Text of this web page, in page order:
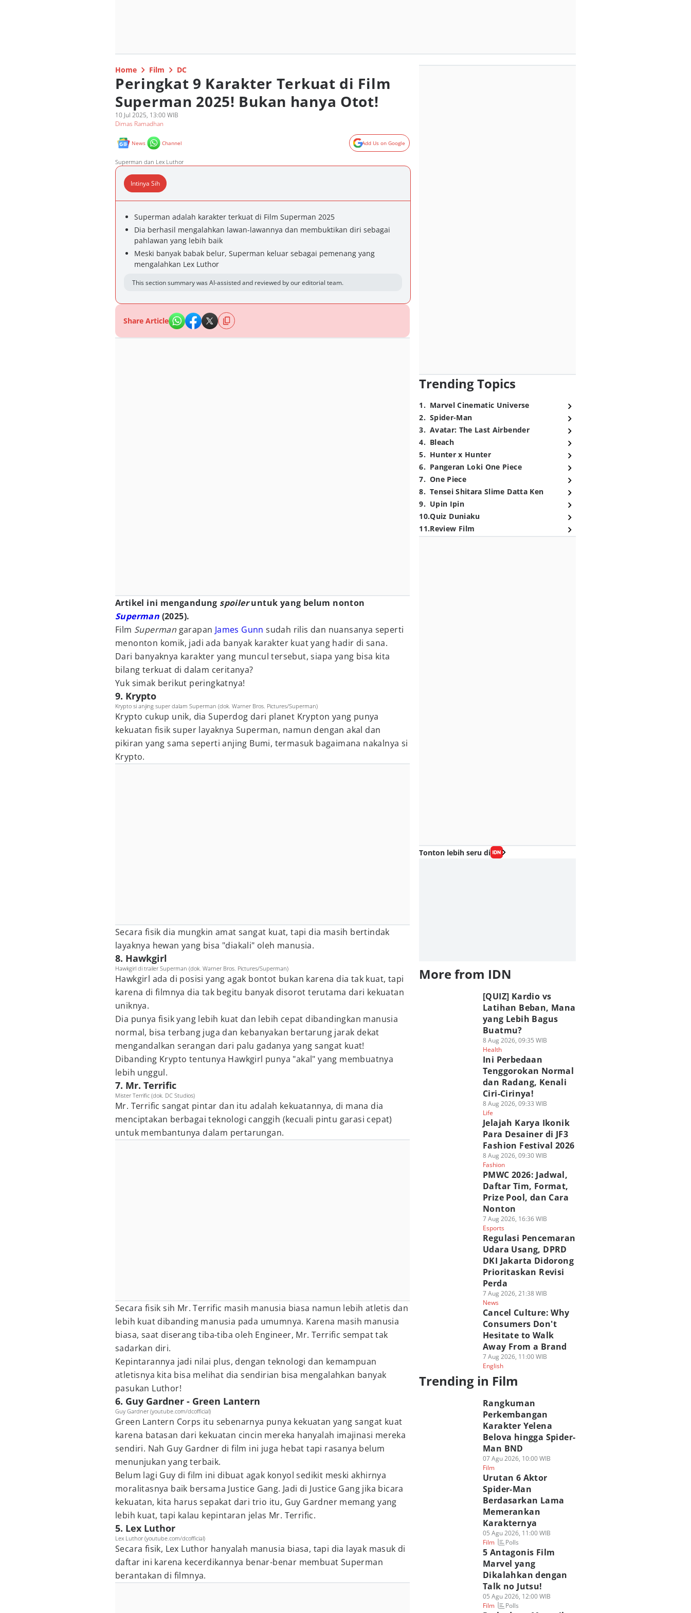
Home Film DC
Peringkat 9 Karakter Terkuat di Film
Superman 2025! Bukan hanya Otot!
10 Jul 2025, 13:00 WIB
Dimas Ramadhan
News Channel Add Us on Google
Superman dan Lex Luthor
Intinya Sih
Superman adalah karakter terkuat di Film Superman 2025
Dia berhasil mengalahkan lawan-lawannya dan membuktikan diri sebagai
pahlawan yang lebih baik
Meski banyak babak belur, Superman keluar sebagai pemenang yang
mengalahkan Lex Luthor
This section summary was AI-assisted and reviewed by our editorial team.
Share Article
Artikel ini mengandung spoileruntuk yang belum nonton
Superman (2025).
Film Superman garapan James Gunn sudah rilis dan nuansanya seperti
menonton komik, jadi ada banyak karakter kuat yang hadir di sana.
Dari banyaknya karakter yang muncul tersebut, siapa yang bisa kita
bilang terkuat di dalam ceritanya?
Yuk simak berikut peringkatnya!
9. Krypto
Krypto si anjing super dalam Superman (dok. Warner Bros. Pictures/Superman)
Krypto cukup unik, dia Superdog dari planet Krypton yang punya
kekuatan fisik super layaknya Superman, namun dengan akal dan
pikiran yang sama seperti anjing Bumi, termasuk bagaimana nakalnya si
Krypto.
Secara fisik dia mungkin amat sangat kuat, tapi dia masih bertindak
layaknya hewan yang bisa "diakali" oleh manusia.
8. Hawkgirl
Hawkgirl di trailer Superman (dok. Warner Bros. Pictures/Superman)
Hawkgirl ada di posisi yang agak bontot bukan karena dia tak kuat, tapi
karena di filmnya dia tak begitu banyak disorot terutama dari kekuatan
uniknya.
Dia punya fisik yang lebih kuat dan lebih cepat dibandingkan manusia
normal, bisa terbang juga dan kebanyakan bertarung jarak dekat
mengandalkan serangan dari palu gadanya yang sangat kuat!
Dibanding Krypto tentunya Hawkgirl punya "akal" yang membuatnya
lebih unggul.
7. Mr. Terrific
Mister Terrific (dok. DC Studios)
Mr. Terrific sangat pintar dan itu adalah kekuatannya, di mana dia
menciptakan berbagai teknologi canggih (kecuali pintu garasi cepat)
untuk membantunya dalam pertarungan.
Secara fisik sih Mr. Terrific masih manusia biasa namun lebih atletis dan
lebih kuat dibanding manusia pada umumnya. Karena masih manusia
biasa, saat diserang tiba-tiba oleh Engineer, Mr. Terrific sempat tak
sadarkan diri.
Kepintarannya jadi nilai plus, dengan teknologi dan kemampuan
atletisnya kita bisa melihat dia sendirian bisa mengalahkan banyak
pasukan Luthor!
6. Guy Gardner - Green Lantern
Guy Gardner (youtube.com/dcofficial)
Green Lantern Corps itu sebenarnya punya kekuatan yang sangat kuat
karena batasan dari kekuatan cincin mereka hanyalah imajinasi mereka
sendiri. Nah Guy Gardner di film ini juga hebat tapi rasanya belum
menunjukan yang terbaik.
Belum lagi Guy di film ini dibuat agak konyol sedikit meski akhirnya
moralitasnya baik bersama Justice Gang. Jadi di Justice Gang jika bicara
kekuatan, kita harus sepakat dari trio itu, Guy Gardner memang yang
lebih kuat, tapi kalau kepintaran jelas Mr. Terrific.
5. Lex Luthor
Lex Luthor (youtube.com/dcofficial)
Secara fisik, Lex Luthor hanyalah manusia biasa, tapi dia layak masuk di
daftar ini karena kecerdikannya benar-benar membuat Superman
berantakan di filmnya.
Trending Topics
1. Marvel Cinematic Universe
2. Spider-Man
3. Avatar: The Last Airbender
4. Bleach
5. Hunter x Hunter
6. Pangeran Loki One Piece
7. One Piece
8. Tensei Shitara Slime Datta Ken
9. Upin Ipin
10.Quiz Duniaku
11.Review Film
Tonton lebih seru di
More from IDN
[QUIZ] Kardio vs
Latihan Beban, Mana
yang Lebih Bagus
Buatmu?
8 Aug 2026, 09:35 WIB
Health
Ini Perbedaan
Tenggorokan Normal
dan Radang, Kenali
Ciri-Cirinya!
8 Aug 2026, 09:33 WIB
Life
Jelajah Karya Ikonik
Para Desainer di JF3
Fashion Festival 2026
8 Aug 2026, 09:30 WIB
Fashion
PMWC 2026: Jadwal,
Daftar Tim, Format,
Prize Pool, dan Cara
Nonton
7 Aug 2026, 16:36 WIB
Esports
Regulasi Pencemaran
Udara Usang, DPRD
DKI Jakarta Didorong
Prioritaskan Revisi
Perda
7 Aug 2026, 21:38 WIB
News
Cancel Culture: Why
Consumers Don't
Hesitate to Walk
Away From a Brand
7 Aug 2026, 11:00 WIB
English
Trending in Film
Rangkuman
Perkembangan
Karakter Yelena
Belova hingga Spider-
Man BND
07 Agu 2026, 10:00 WIB
Film
Urutan 6 Aktor
Spider-Man
Berdasarkan Lama
Memerankan
Karakternya
05 Agu 2026, 11:00 WIB
Film
Polls
5 Antagonis Film
Marvel yang
Dikalahkan dengan
Talk no Jutsu!
05 Agu 2026, 12:00 WIB
Film
Polls